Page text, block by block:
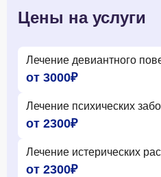
Цены на услуги
Лечение девиантного
от 3000₽
Лечение психических
от 2300₽
Лечение истерических
от 2300₽